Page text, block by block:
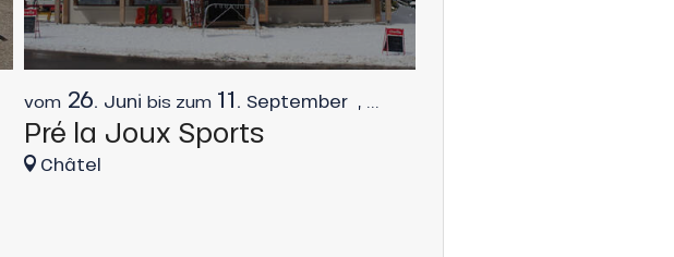
vom 26. Juni bis zum 11. September , ...
Pré la Joux Sports
Châtel